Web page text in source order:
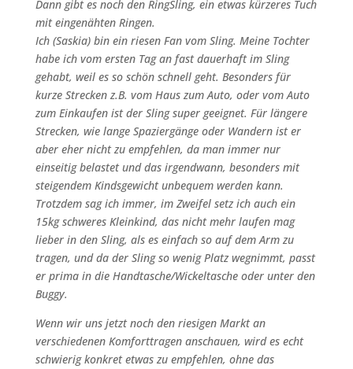
Dann gibt es noch den RingSling, ein etwas kürzeres Tuch
mit eingenähten Ringen.
Ich (Saskia) bin ein riesen Fan vom Sling. Meine Tochter
habe ich vom ersten Tag an fast dauerhaft im Sling
gehabt, weil es so schön schnell geht. Besonders für
kurze Strecken z.B. vom Haus zum Auto, oder vom Auto
zum Einkaufen ist der Sling super geeignet. Für längere
Strecken, wie lange Spaziergänge oder Wandern ist er
aber eher nicht zu empfehlen, da man immer nur
einseitig belastet und das irgendwann, besonders mit
steigendem Kindsgewicht unbequem werden kann.
Trotzdem sag ich immer, im Zweifel setz ich auch ein
15kg schweres Kleinkind, das nicht mehr laufen mag
lieber in den Sling, als es einfach so auf dem Arm zu
tragen, und da der Sling so wenig Platz wegnimmt, passt
er prima in die Handtasche/Wickeltasche oder unter den
Buggy.
Wenn wir uns jetzt noch den riesigen Markt an
verschiedenen Komforttragen anschauen, wird es echt
schwierig konkret etwas zu empfehlen, ohne das